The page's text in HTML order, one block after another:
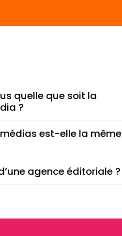
quelle que soit la
?
est-elle la même
agence éditoriale ?